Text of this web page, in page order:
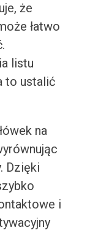
że
łatwo
listu
to ustalić
na
Dzięki
i